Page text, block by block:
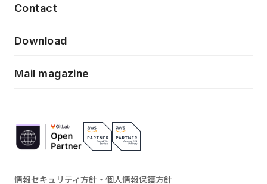
Event/Seminer
Contact
Download
Mail magazine
情報セキュリティ方針・個人情報保護方針